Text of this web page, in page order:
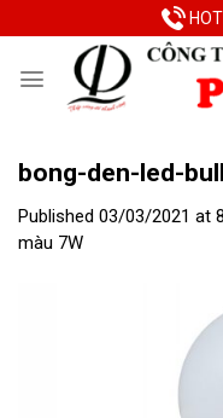
to
bong-den-led-
Published 03/03/2021 at
màu 7W